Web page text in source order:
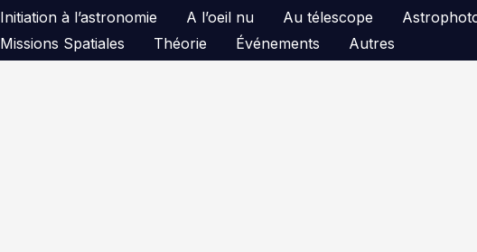
Initiation à l’astronomie A l’oeil nu Au télescope
Missions Spatiales
Théorie Événements Autres